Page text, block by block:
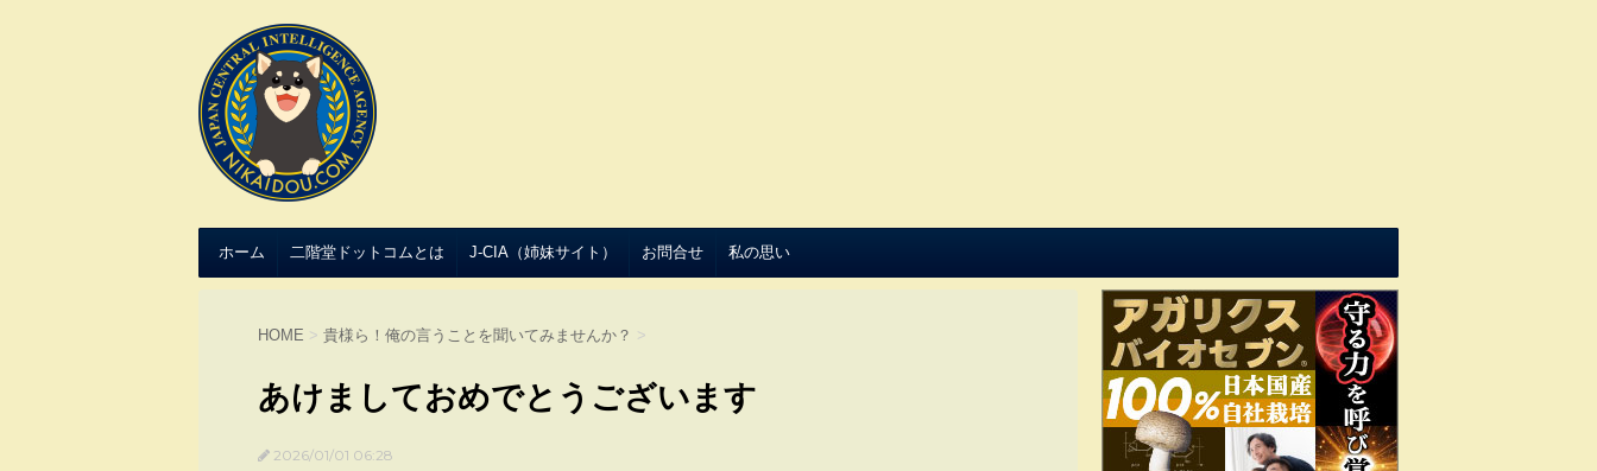
ホーム 二階堂ドットコムとは J-CIA（姉妹サイト） お問合せ 私の思い
HOME > 貴様ら！俺の言うことを聞いてみませんか？ >
あけましておめでとうございます
2026/01/01 06:28